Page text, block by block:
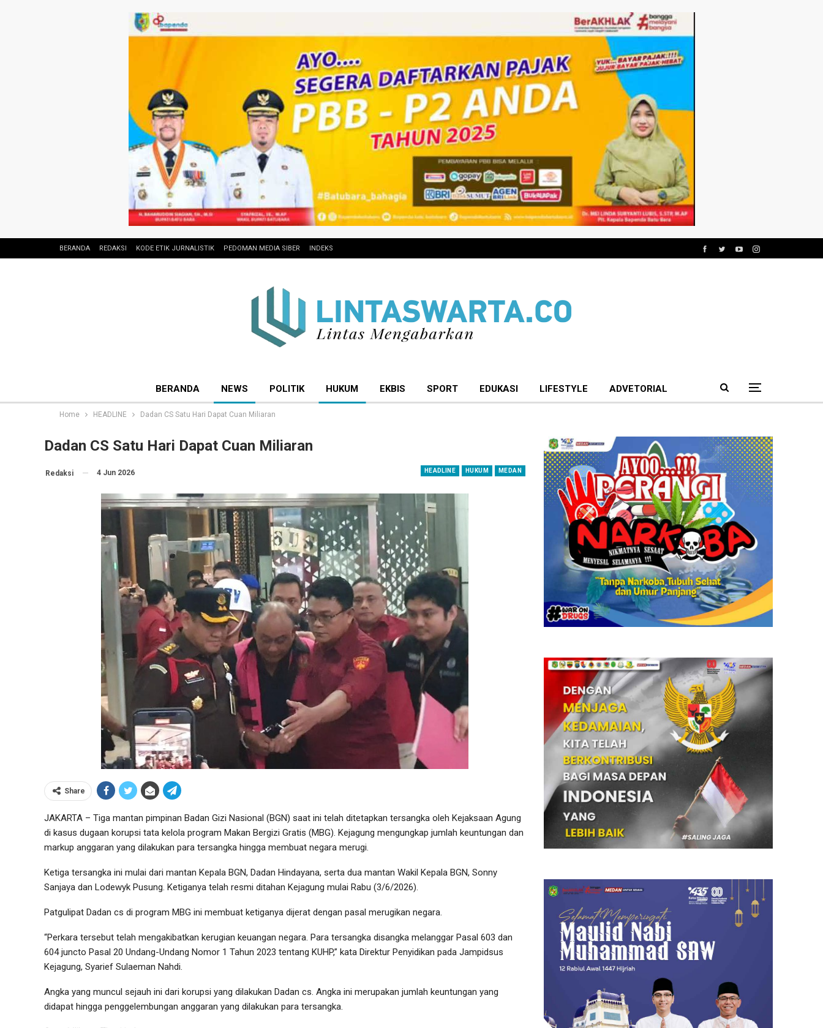
BERANDA REDAKSI KODE ETIK JURNALISTIK PEDOMAN MEDIA SIBER INDEKS
BERANDA NEWS POLITIK HUKUM EKBIS SPORT EDUKASI LIFESTYLE ADVETORIAL
Home HEADLINE Dadan CS Satu Hari Dapat Cuan Miliaran
Dadan CS Satu Hari Dapat Cuan Miliaran
HEADLINE HUKUM MEDAN
Redaksi 4 Jun 2026
Share
JAKARTA – Tiga mantan pimpinan Badan Gizi Nasional (BGN) saat ini telah ditetapkan tersangka oleh Kejaksaan Agung
di kasus dugaan korupsi tata kelola program Makan Bergizi Gratis (MBG). Kejagung mengungkap jumlah keuntungan dan
markup anggaran yang dilakukan para tersangka hingga membuat negara merugi.
Ketiga tersangka ini mulai dari mantan Kepala BGN, Dadan Hindayana, serta dua mantan Wakil Kepala BGN, Sonny
Sanjaya dan Lodewyk Pusung. Ketiganya telah resmi ditahan Kejagung mulai Rabu (3/6/2026).
Patgulipat Dadan cs di program MBG ini membuat ketiganya dijerat dengan pasal merugikan negara.
“Perkara tersebut telah mengakibatkan kerugian keuangan negara. Para tersangka disangka melanggar Pasal 603 dan
604 juncto Pasal 20 Undang-Undang Nomor 1 Tahun 2023 tentang KUHP,” kata Direktur Penyidikan pada Jampidsus
Kejagung, Syarief Sulaeman Nahdi.
Angka yang muncul sejauh ini dari korupsi yang dilakukan Dadan cs. Angka ini merupakan jumlah keuntungan yang
didapat hingga penggelembungan anggaran yang dilakukan para tersangka.